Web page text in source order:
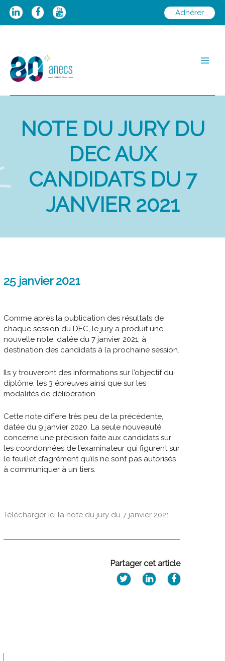
Aller
Adhérer
NOTE DU JURY DU
DEC AUX
CANDIDATS DU 7
JANVIER 2021
25 janvier 2021
Comme après la publication des résultats de
chaque session du DEC, le jury a produit une
nouvelle note, datée du 7 janvier 2021, à
destination des candidats à la prochaine session.
Ils y trouveront des informations sur l’objectif du
diplôme, les 3 épreuves ainsi que sur les
modalités de délibération.
Cette note diffère très peu de la précédente,
datée du 9 janvier 2020. La seule nouveauté
concerne une précision faite aux candidats sur
les coordonnées de l’examinateur qui figurent sur
le feuillet d’agrément qu’ils ne sont pas autorisés
à communiquer à un tiers.
Télécharger ici la note du jury du 7 janvier 2021
Partager cet article